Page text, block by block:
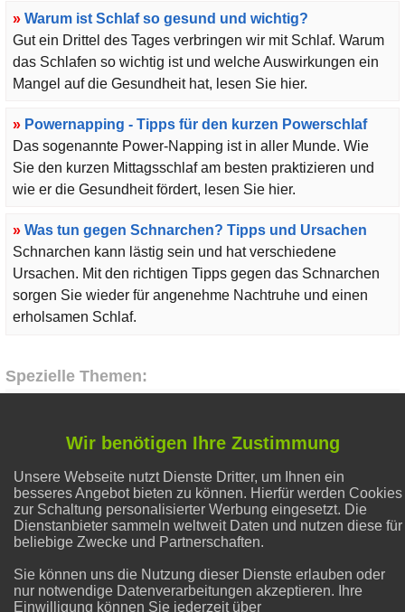
» Warum ist Schlaf so gesund und wichtig?
Gut ein Drittel des Tages verbringen wir mit Schlaf. Warum
das Schlafen so wichtig ist und welche Auswirkungen ein
Mangel auf die Gesundheit hat, lesen Sie hier.
» Powernapping - Tipps für den kurzen Powerschlaf
Das sogenannte Power-Napping ist in aller Munde. Wie
Sie den kurzen Mittagsschlaf am besten praktizieren und
wie er die Gesundheit fördert, lesen Sie hier.
» Was tun gegen Schnarchen? Tipps und Ursachen
Schnarchen kann lästig sein und hat verschiedene
Ursachen. Mit den richtigen Tipps gegen das Schnarchen
sorgen Sie wieder für angenehme Nachtruhe und einen
erholsamen Schlaf.
Spezielle Themen:
Flecken entfernen
Gesunder Schlaf
Liebe & Partnerschaft
Wir benötigen Ihre Zustimmung
Unsere Webseite nutzt Dienste Dritter, um Ihnen ein
besseres Angebot bieten zu können. Hierfür werden Cookies
zur Schaltung personalisierter Werbung eingesetzt. Die
Dienstanbieter sammeln weltweit Daten und nutzen diese für
beliebige Zwecke und Partnerschaften.
Sie können uns die Nutzung dieser Dienste erlauben oder
nur notwendige Datenverarbeitungen akzeptieren. Ihre
Einwilligung können Sie jederzeit über